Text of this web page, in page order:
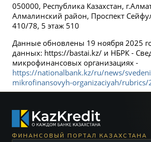
050000, Республика Казахстан,
Алмалинский район, Проспект
410/78, 5 этаж 510
Данные обновлены 19 ноября 2025
данных: https://bastai.kz/ и НБРК -
микрофинансовых организациях -
https://nationalbank.kz/ru/news/
mikrofinansovyh-organizaciyah/rubrics/
ФИНАНСОВЫЙ ПОРТАЛ КАЗАХСТАНА